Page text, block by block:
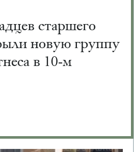
старшего
новую группу
в 10-м